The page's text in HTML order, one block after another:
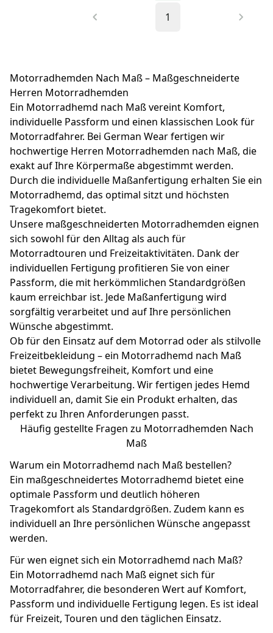
an, ist aber dennoch atmungsaktiv und
feuchtigkeitsableitend, damit Sie sich auch auf
langen Fahrten wohl fühlen. Die verstellbaren
zusätzliche Vielseitigkeit und machen diese
deutsche Premium-Motorradbekleidung zur ersten
Wahl für Fahrer, die Wert auf Sicherheit, Haltbarkeit
und Komfort legen. Kaufen Sie jetzt und fahren Sie
selbstbewusst mit einem für die Straße entwickelten
Schutz.
1
Motorradhemden Nach Maß – Maßgeschneiderte
Herren Motorradhemden
Ein Motorradhemd nach Maß vereint Komfort,
individuelle Passform und einen klassischen Look für
Motorradfahrer. Bei German Wear fertigen wir
hochwertige Herren Motorradhemden nach Maß, die
exakt auf Ihre Körpermaße abgestimmt werden.
Durch die individuelle Maßanfertigung erhalten Sie ein
Motorradhemd, das optimal sitzt und höchsten
Tragekomfort bietet.
Unsere maßgeschneiderten Motorradhemden eignen
sich sowohl für den Alltag als auch für
Motorradtouren und Freizeitaktivitäten. Dank der
individuellen Fertigung profitieren Sie von einer
Passform, die mit herkömmlichen Standardgrößen
kaum erreichbar ist. Jede Maßanfertigung wird
sorgfältig verarbeitet und auf Ihre persönlichen
Wünsche abgestimmt.
Ob für den Einsatz auf dem Motorrad oder als stilvolle
Freizeitbekleidung – ein Motorradhemd nach Maß
bietet Bewegungsfreiheit, Komfort und eine
hochwertige Verarbeitung. Wir fertigen jedes Hemd
individuell an, damit Sie ein Produkt erhalten, das
perfekt zu Ihren Anforderungen passt.
Häufig gestellte Fragen zu Motorradhemden Nach
Maß
Warum ein Motorradhemd nach Maß bestellen?
Ein maßgeschneidertes Motorradhemd bietet eine
optimale Passform und deutlich höheren
Tragekomfort als Standardgrößen. Zudem kann es
individuell an Ihre persönlichen Wünsche angepasst
werden.
Für wen eignet sich ein Motorradhemd nach Maß?
Ein Motorradhemd nach Maß eignet sich für
Motorradfahrer, die besonderen Wert auf Komfort,
Passform und individuelle Fertigung legen. Es ist ideal
für Freizeit, Touren und den täglichen Einsatz.